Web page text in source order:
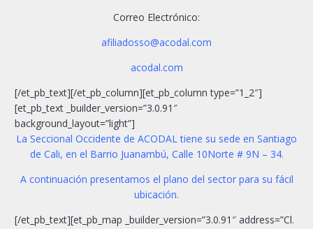
Correo Electrónico:
afiliadosso@acodal.com
acodal.com
[/et_pb_text][/et_pb_column][et_pb_column type=”1_2″]
[et_pb_text _builder_version=”3.0.91″
background_layout=”light”]
La Seccional Occidente de ACODAL tiene su sede en Santiago
de Cali, en el Barrio Juanambú, Calle 10Norte # 9N – 34.
A continuación presentamos el plano del sector para su fácil
ubicación.
[/et_pb_text][et_pb_map _builder_version=”3.0.91″ address=”Cl.